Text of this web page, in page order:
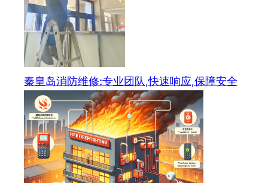
秦皇岛消防维修:专业团队,快速响应,保障安全